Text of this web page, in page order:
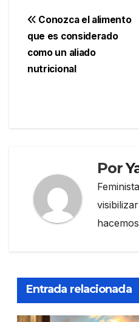
Navegación
de
entradas
Conozca el alimento
que es considerado
como un aliado
nutricional
Por
Entrada relacionada